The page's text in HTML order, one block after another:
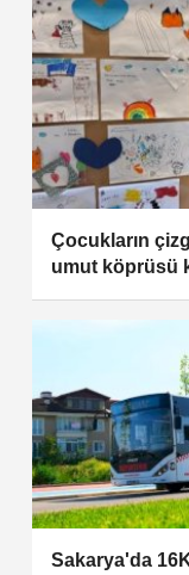
Çocukların
umut köprüsü
Sakarya'da